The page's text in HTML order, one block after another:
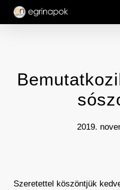
Skip
2019.
Szeretettel köszöntjük